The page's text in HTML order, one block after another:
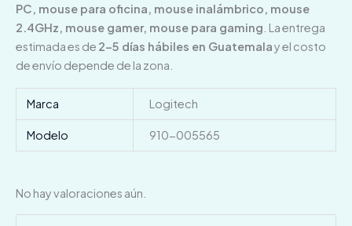
PC, mouse para oficina, mouse inalámbrico, mouse
2.4GHz, mouse gamer, mouse para gaming . La entrega
estimada es de 2–5 días hábiles en Guatemalay el costo
de envío depende de la zona.
Marca Logitech
Modelo 910-005565
No hay valoraciones aún.